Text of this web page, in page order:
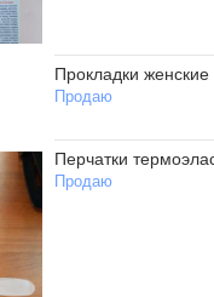
Прокладки
Продаю
Перчатки
Продаю